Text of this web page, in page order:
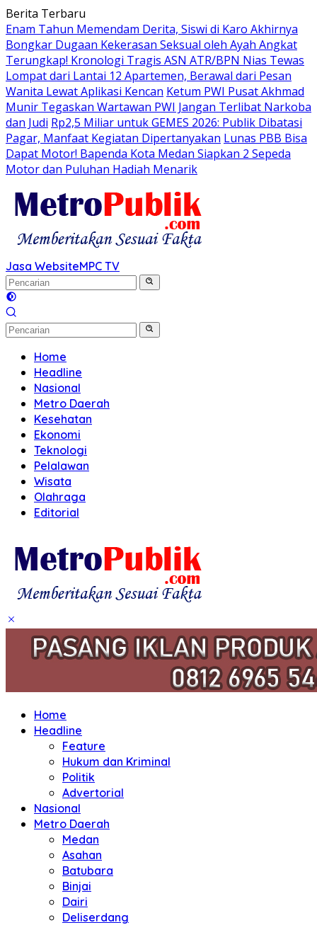
Langsung
ke
konten
Berita Terbaru
Enam Tahun Memendam Derita, Siswi di Karo Akhirnya
Bongkar Dugaan Kekerasan Seksual oleh Ayah Angkat
Terungkap! Kronologi Tragis ASN ATR/BPN Nias Tewas
Lompat dari Lantai 12 Apartemen, Berawal dari Pesan
Wanita Lewat Aplikasi Kencan Ketum PWI Pusat Akhmad
Munir Tegaskan Wartawan PWI Jangan Terlibat Narkoba
dan Judi Rp2,5 Miliar untuk GEMES 2026: Publik Dibatasi
Pagar, Manfaat Kegiatan Dipertanyakan Lunas PBB Bisa
Dapat Motor! Bapenda Kota Medan Siapkan 2 Sepeda
Motor dan Puluhan Hadiah Menarik
Jasa WebsiteMPC TV
Home
Headline
Nasional
Metro Daerah
Kesehatan
Ekonomi
Teknologi
Pelalawan
Wisata
Olahraga
Editorial
Home
Headline
Feature
Hukum dan Kriminal
Politik
Advertorial
Nasional
Metro Daerah
Medan
Asahan
Batubara
Binjai
Dairi
Deliserdang